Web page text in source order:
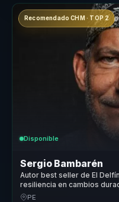
Recomendado CHM · TOP 2
Disponible
Sergio Bambarén
Autor best seller de El
resiliencia en cambios
organizaciones.
PE